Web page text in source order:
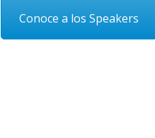
Conoce a los Speakers